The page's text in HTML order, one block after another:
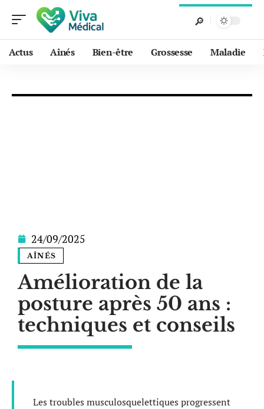
Actus Aînés Bien-être Grossesse Maladie
24/09/2025
AÎNÉS
Amélioration de la
posture après 50 ans :
techniques et conseils
Les troubles musculosquelettiques progressent